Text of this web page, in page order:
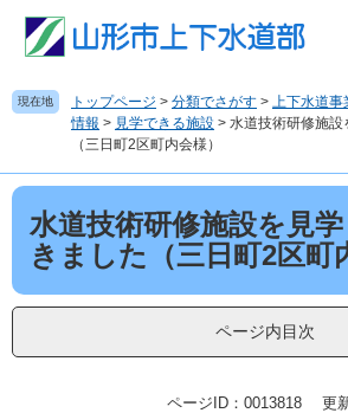
の
先
す
ー
を
し
へ
現在地 トップページ > 分類でさがす > 上下水道事
情報 > 見学できる施設 > 水道技術研修施設
（三日町2区町内会様）
本
水道技術研修施設を見
きました（三日町2区町
ページ内目次
ページID：0013818 更